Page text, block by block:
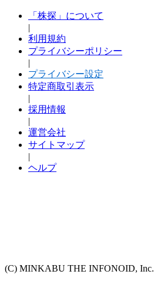
「株探」について
|
利用規約
プライバシーポリシー
|
プライバシー設定
特定商取引表示
|
採用情報
|
運営会社
サイトマップ
|
ヘルプ
(C) MINKABU THE INFONOID, Inc.